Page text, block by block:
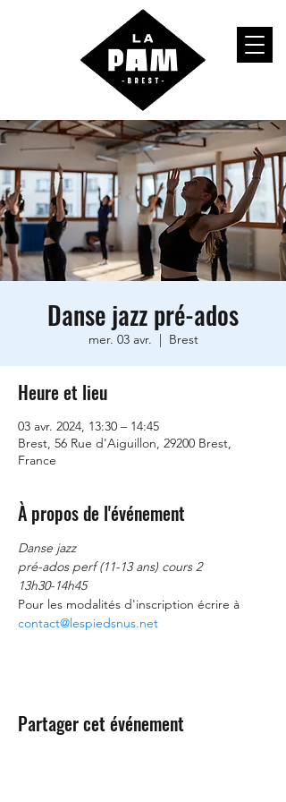
Danse jazz pré-ados
mer. 03 avr.
  |
Brest
Heure et lieu
03 avr. 2024, 13:30 – 14:45
Brest, 56 Rue d'Aiguillon, 29200 Brest,
France
À propos de l'événement
Danse jazz
pré-ados perf (11-13 ans) cours 2
13h30-14h45
Pour les modalités d'inscription écrire à
contact@lespiedsnus.net
Partager cet événement